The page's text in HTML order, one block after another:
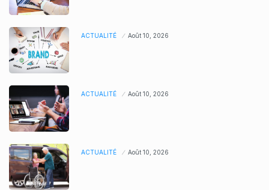
ACTUALITÉ Août 10, 2026
ACTUALITÉ Août 10, 2026
ACTUALITÉ Août 10, 2026